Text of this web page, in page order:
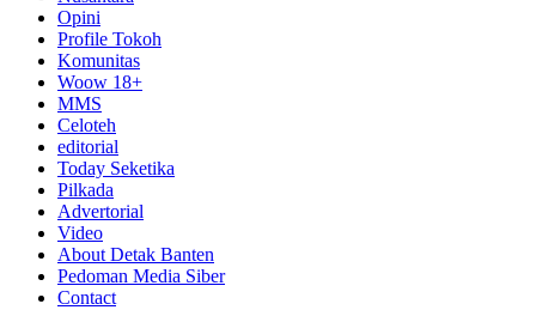
Opini
Profile Tokoh
Komunitas
Woow 18+
MMS
Celoteh
editorial
Today Seketika
Pilkada
Advertorial
Video
About Detak Banten
Pedoman Media Siber
Contact